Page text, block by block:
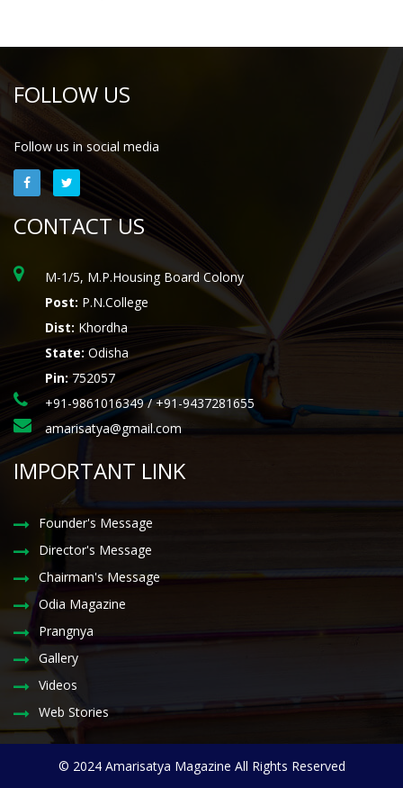
FOLLOW US
Follow us in social media
CONTACT US
M-1/5, M.P.Housing Board Colony
Post: P.N.College
Dist: Khordha
State: Odisha
Pin:752057
+91-9861016349 / +91-9437281655
amarisatya@gmail.com
IMPORTANT LINK
Founder's Message
Director's Message
Chairman's Message
Odia Magazine
Prangnya
Gallery
Videos
Web Stories
© 2024 Amarisatya Magazine All Rights Reserved